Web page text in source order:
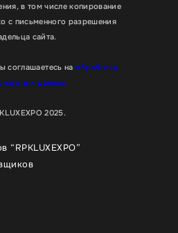
в том числе копирование
с письменного разрешения
сайта.
соглашаетесь на обработку
данных
2025.
“RPKLUXEXPO”